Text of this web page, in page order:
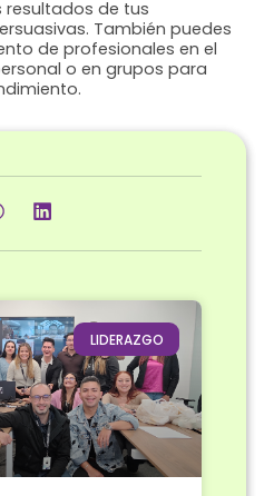
resultados de tus
También puedes
de profesionales en el
o en grupos para
LIDERAZGO